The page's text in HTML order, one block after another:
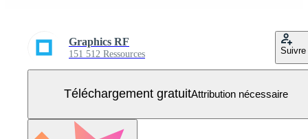
Graphics RF
151 512 Ressources Suivre
Téléchargement gratuitAttribution nécessaire